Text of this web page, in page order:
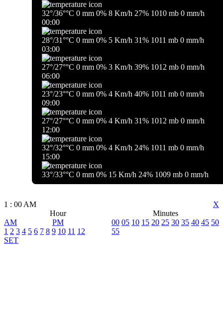
32°/36°°C 0 mm 0% 8 Km/h 27% 1010 mb 0 mm/h
00:00
28°/31°°C 0 mm 0% 5 Km/h 31% 1011 mb 0 mm/h
03:00
27°/27°°C 0 mm 0% 3 Km/h 39% 1012 mb 0 mm/h
06:00
23°/23°°C 0 mm 0% 4 Km/h 40% 1011 mb 0 mm/h
09:00
27°/27°°C 0 mm 0% 4 Km/h 31% 1012 mb 0 mm/h
12:00
32°/32°°C 0 mm 0% 4 Km/h 24% 1011 mb 0 mm/h
15:00
33°/33°°C 0 mm 0% 15 Km/h 24% 1009 mb 0 mm/h
X
1 : 00 AM
Hour
Minutes
AM
PM
1 2 3 4 5 6 7 8 9 10 11 12
00 05 10 15 20 25 30 35 40 45 50
55
SET